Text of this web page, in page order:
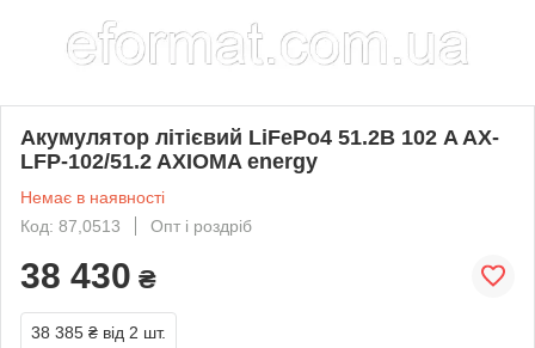
Акумулятор літієвий LiFePo4 51.2В 102 A AX-
LFP-102/51.2 AXIOMA energy
Немає в наявності
Код: 87,0513
Опт і роздріб
38 430 ₴
38 385 ₴ від 2 шт.